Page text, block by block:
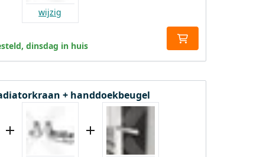
wijzig
dinsdag in huis
+ handdoekbeugel